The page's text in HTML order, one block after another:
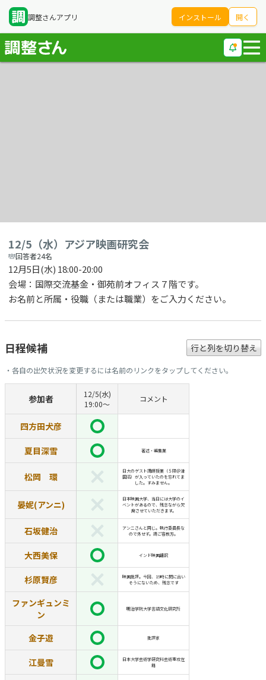
調整さんアプリ インストール 開く
12/5（水）アジア映画研究会
回答者24名
12月5日(水) 18:00-20:00
会場：国際交流基金・御苑前オフィス７階です。
お名前と所属・役職（または職業）をご入力ください。
日程候補 行と列を切り替え
・各自の出欠状況を変更するには名前のリンクをタップしてください。
参加者
12/5(水)
19:00〜
コメント
四方田犬彦
夏目深雪 著述・編集業
松岡 環
日大のゲスト講師授業（５限＠津
田沼）が入っていたのを忘れてま
した。すみません。
晏妮(アンニ)
日本映画大学、当日には大学のイ
ベントがあるので、残念ながら欠
席させていただきます。
石坂健治
アンニさんと同じ。執行委員長な
ので外せず。請ご容赦方。
大西美保 インド映画翻訳
杉原賢彦
映画批評。今回、19時に間に合い
そうにないため、残念です
ファンギュンミ
ン
明治学院大学言語文化研究所
金子遊 批評家
江曼雪
日本大学芸術学研究科芸術専攻在
籍